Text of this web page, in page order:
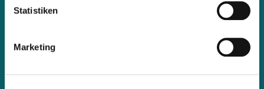
Statistiken
Marketing